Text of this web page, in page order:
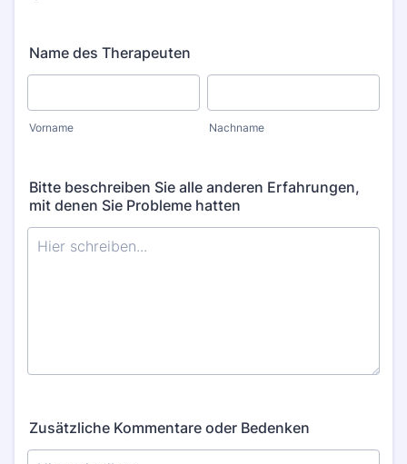
Name des Therapeuten
Vorname Nachname
Bitte beschreiben Sie alle anderen Erfahrungen,
mit denen Sie Probleme hatten
Zusätzliche Kommentare oder Bedenken